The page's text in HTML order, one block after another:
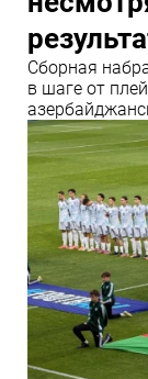
Сборная
в шаге от